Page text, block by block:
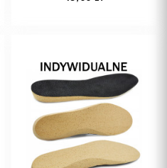
25
27
28
29 +13